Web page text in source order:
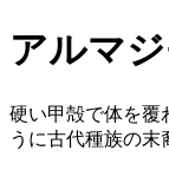
アルマ
硬い甲殻で体を覆
うに古代種族の